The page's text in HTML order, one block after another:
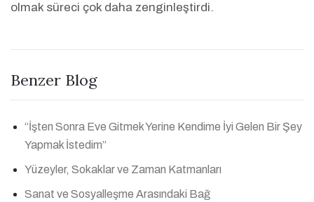
olmak süreci çok daha zenginleştirdi.
Benzer Blog
“İşten Sonra Eve Gitmek Yerine Kendime İyi Gelen Bir Şey
Yapmak İstedim”
Yüzeyler, Sokaklar ve Zaman Katmanları
Sanat ve Sosyalleşme Arasındaki Bağ